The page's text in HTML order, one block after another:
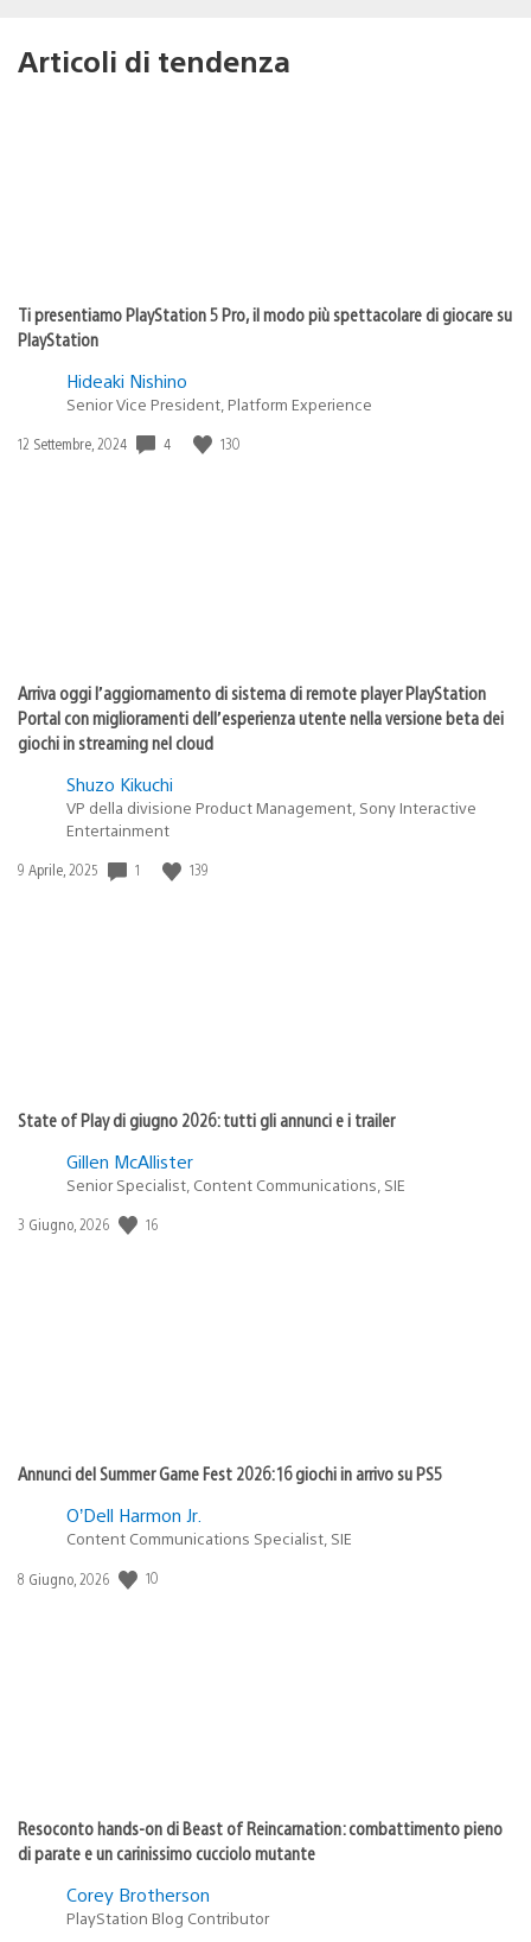
Articoli di tendenza
Ti presentiamo PlayStation 5 Pro, il modo più spettacolare di giocare su
PlayStation
Hideaki Nishino
Senior Vice President, Platform Experience
Data
12 Settembre, 2024 4 130
Arriva oggi l’aggiornamento di sistema di remote player PlayStation
Portal con miglioramenti dell’esperienza utente nella versione beta dei
giochi in streaming nel cloud
Shuzo Kikuchi
VP della divisione Product Management, Sony Interactive
Entertainment
Data
9 Aprile, 2025 1 139
State of Play di giugno 2026: tutti gli annunci e i trailer
Gillen McAllister
Senior Specialist, Content Communications, SIE
Data
3 Giugno, 2026 16
Annunci del Summer Game Fest 2026: 16 giochi in arrivo su PS5
O’Dell Harmon Jr.
Content Communications Specialist, SIE
Data
8 Giugno, 2026 10
Resoconto hands-on di Beast of Reincarnation: combattimento pieno
di parate e un carinissimo cucciolo mutante
Corey Brotherson
PlayStation Blog Contributor